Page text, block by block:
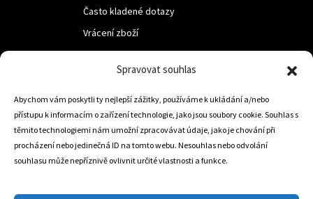
Spravovat souhlas
Abychom vám poskytli ty nejlepší zážitky, používáme k ukládání a/nebo
přístupu k informacím o zařízení technologie, jako jsou soubory cookie. Souhlas s
těmito technologiemi nám umožní zpracovávat údaje, jako je chování při
procházení nebo jedinečná ID na tomto webu. Nesouhlas nebo odvolání
souhlasu může nepříznivě ovlivnit určité vlastnosti a funkce.
Často kladené dotazy
Vrácení zboží
LUF s.r.o.
Nám. M.R.Štefanika 518,
Trstená 02801